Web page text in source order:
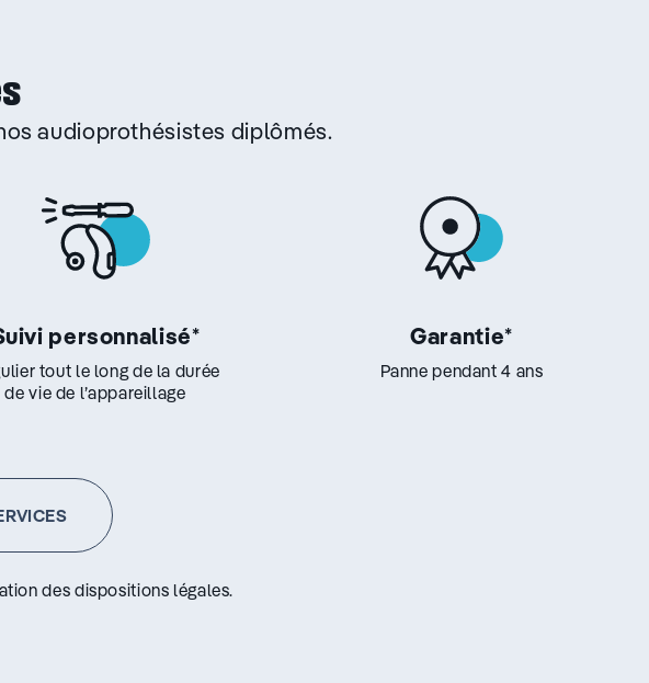
audioprothésistes diplômés.
personnalisé*
tout le long de la durée
de vie de l’appareillage
Garantie*
Panne pendant 4 ans
des dispositions légales.